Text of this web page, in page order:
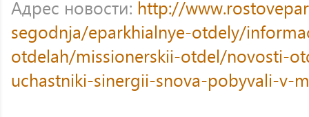
Адрес новости: http://
segodnja/eparkhialnye-otdely/
otdelah/missionerskii-otdel/novosti-
uchastniki-sinergii-snova-pobyvali-v-